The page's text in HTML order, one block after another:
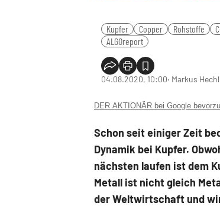
Kupfer Copper Rohstoffe
ALGOreport
04.08.2020, 10:00‧ Markus
DER AKTIONÄR bei Google
Schon seit einiger Zeit
Dynamik bei Kupfer.
nächsten laufen ist dem
Metall ist nicht gleich
der Weltwirtschaft und